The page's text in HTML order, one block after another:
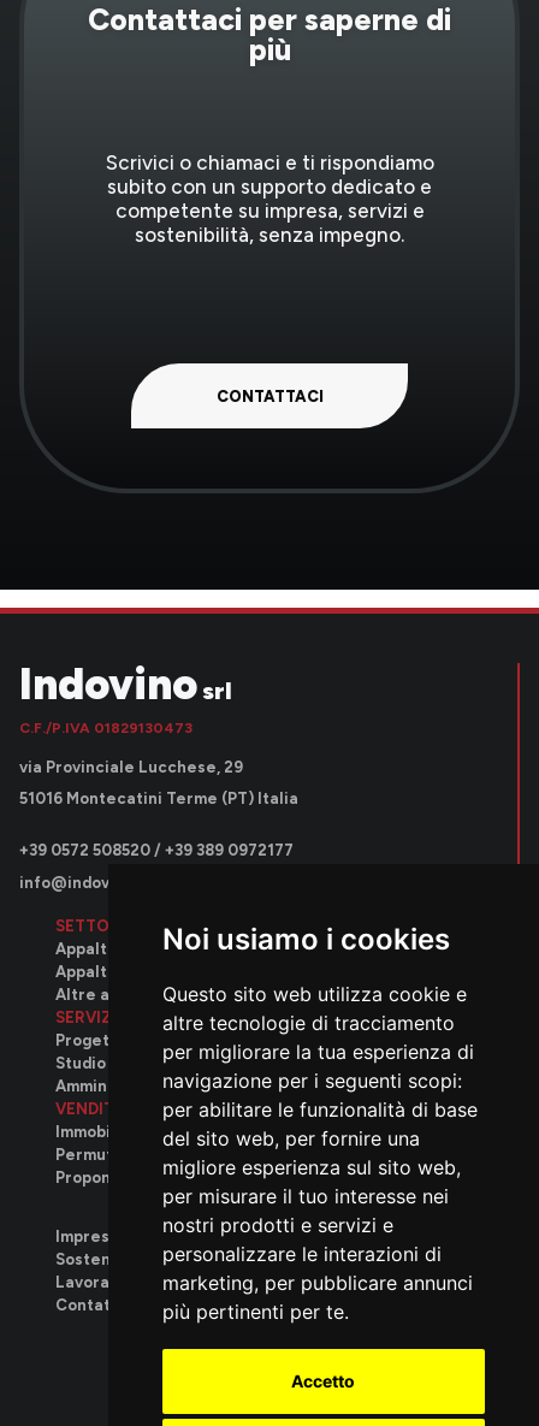
Noi usiamo i cookies
Questo sito web utilizza cookie e
altre tecnologie di tracciamento
per migliorare la tua esperienza di
navigazione per i seguenti scopi:
per abilitare le funzionalità di base
del sito web, per fornire una
migliore esperienza sul sito web,
per misurare il tuo interesse nei
nostri prodotti e servizi e
personalizzare le interazioni di
marketing, per pubblicare annunci
più pertinenti per te.
Accetto
Contattaci per saperne di
più
Scrivici o chiamaci e ti rispondiamo
subito con un supporto dedicato e
competente su impresa, servizi e
sostenibilità, senza impegno.
CONTATTACI
Indovino srl
C.F./P.IVA 01829130473
via Provinciale Lucchese, 29
51016 Montecatini Terme (PT) Italia
+39 0572 508520 / +39 389 0972177
info@indovinosrl.it
SETTORI OPERATIVI
Appalti pubblici
Appalti privati
Altre attività
SERVIZI
Progettazione
Studio tecnico
Amministrativo
VENDITA
Immobili disponibili
Permuta immobiliare
Proponi il tuo immobile
Impresa
Sostenibilità
Lavora con noi
Contatti
We build